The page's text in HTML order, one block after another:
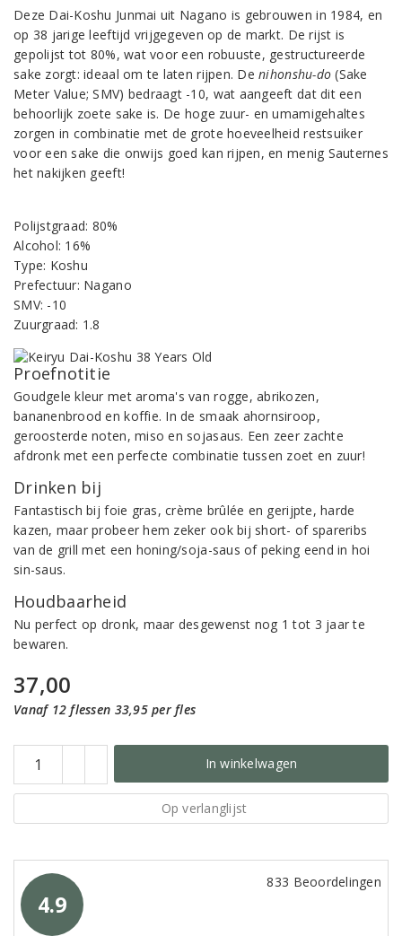
Deze Dai-Koshu Junmai uit Nagano is gebrouwen in 1984, en
op 38 jarige leeftijd vrijgegeven op de markt. De rijst is
gepolijst tot 80%, wat voor een robuuste, gestructureerde
sake zorgt: ideaal om te laten rijpen. Denihonshu-do (Sake
Meter Value; SMV) bedraagt -10, wat aangeeft dat dit een
behoorlijk zoete sake is. De hoge zuur- en umamigehaltes
zorgen in combinatie met de grote hoeveelheid restsuiker
voor een sake die onwijs goed kan rijpen, en menig Sauternes
het nakijken geeft!
Polijstgraad: 80%
Alcohol: 16%
Type: Koshu
Prefectuur: Nagano
SMV: -10
Zuurgraad: 1.8
Proefnotitie
Goudgele kleur met aroma's van rogge, abrikozen,
bananenbrood en koffie. In de smaak ahornsiroop,
geroosterde noten, miso en sojasaus. Een zeer zachte
afdronk met een perfecte combinatie tussen zoet en zuur!
Drinken bij
Fantastisch bij foie gras, crème brûlée en gerijpte, harde
kazen, maar probeer hem zeker ook bij short- of spareribs
van de grill met een honing/soja-saus of peking eend in hoi
sin-saus.
Houdbaarheid
Nu perfect op dronk, maar desgewenst nog 1 tot 3 jaar te
bewaren.
37,00
Vanaf 12 flessen 33,95 per fles
In winkelwagen
Op verlanglijst
4.9
833 Beoordelingen